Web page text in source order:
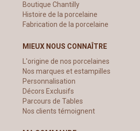
Boutique Chantilly
Histoire de la porcelaine
Fabrication de la porcelaine
MIEUX NOUS CONNAÎTRE
L'origine de nos porcelaines
Nos marques et estampilles
Personnalisation
Décors Exclusifs
Parcours de Tables
Nos clients témoignent